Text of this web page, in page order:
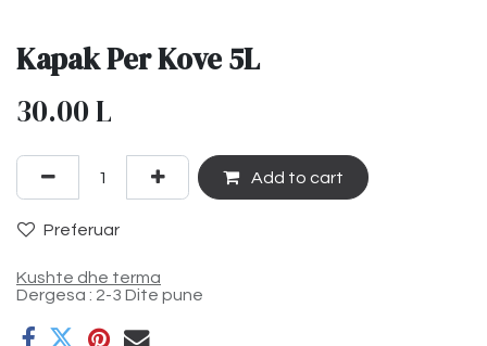
Kapak Per Kove 5L
30.00L
Add to cart
Preferuar
Kushte dhe terma
Dergesa : 2-3 Dite pune